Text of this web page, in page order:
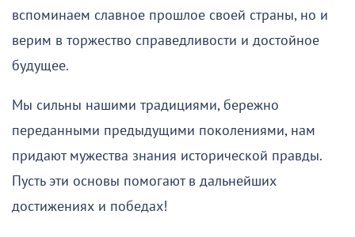
вспоминаем славное прошлое своей страны, но и
верим в торжество справедливости и достойное
будущее.
Мы сильны нашими традициями, бережно
переданными предыдущими поколениями, нам
придают мужества знания исторической правды.
Пусть эти основы помогают в дальнейших
достижениях и победах!